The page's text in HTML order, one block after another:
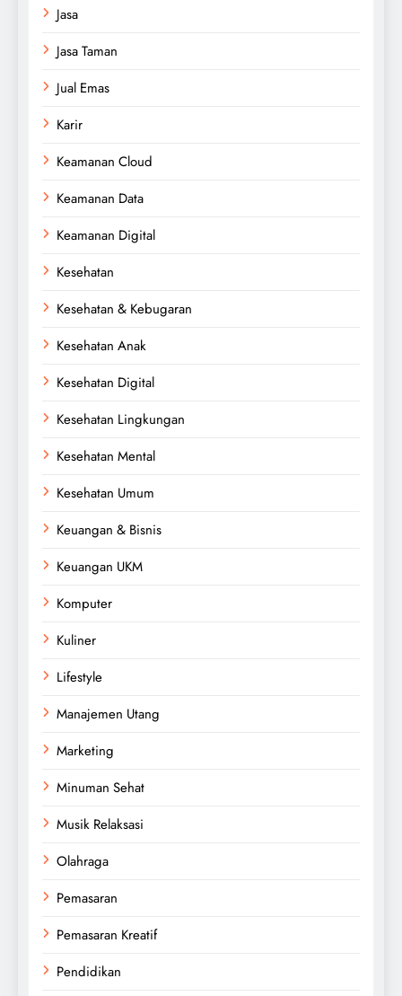
Jasa
Jasa Taman
Jual Emas
Karir
Keamanan Cloud
Keamanan Data
Keamanan Digital
Kesehatan
Kesehatan & Kebugaran
Kesehatan Anak
Kesehatan Digital
Kesehatan Lingkungan
Kesehatan Mental
Kesehatan Umum
Keuangan & Bisnis
Keuangan UKM
Komputer
Kuliner
Lifestyle
Manajemen Utang
Marketing
Minuman Sehat
Musik Relaksasi
Olahraga
Pemasaran
Pemasaran Kreatif
Pendidikan